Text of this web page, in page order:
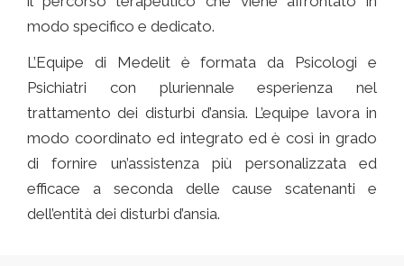
modo specifico e dedicato.
L’Equipe di Medelit è formata da Psicologi e
Psichiatri con pluriennale esperienza nel
trattamento dei disturbi d’ansia. L’equipe lavora in
modo coordinato ed integrato ed è così in grado
di fornire un’assistenza più personalizzata ed
efficace a seconda delle cause scatenanti e
dell’entità dei disturbi d’ansia.